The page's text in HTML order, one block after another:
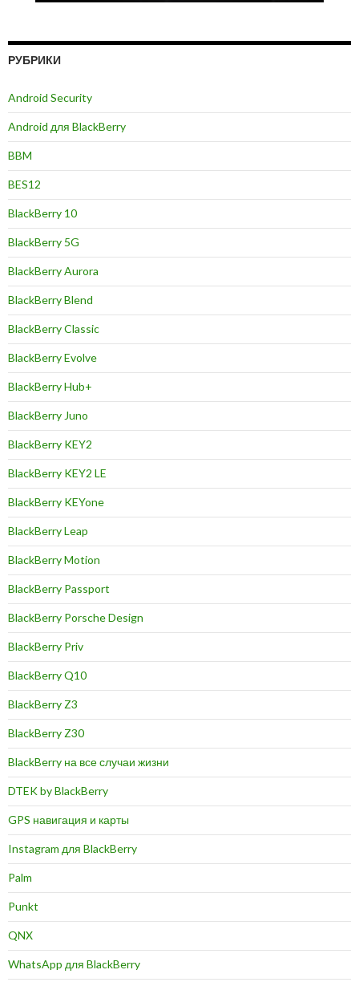
РУБРИКИ
Android Security
Android для BlackBerry
BBM
BES12
BlackBerry 10
BlackBerry 5G
BlackBerry Aurora
BlackBerry Blend
BlackBerry Classic
BlackBerry Evolve
BlackBerry Hub+
BlackBerry Juno
BlackBerry KEY2
BlackBerry KEY2 LE
BlackBerry KEYone
BlackBerry Leap
BlackBerry Motion
BlackBerry Passport
BlackBerry Porsche Design
BlackBerry Priv
BlackBerry Q10
BlackBerry Z3
BlackBerry Z30
BlackBerry на все случаи жизни
DTEK by BlackBerry
GPS навигация и карты
Instagram для BlackBerry
Palm
Punkt
QNX
WhatsApp для BlackBerry